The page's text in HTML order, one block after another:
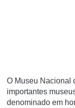
O Museu Nacional
importantes
denominado em